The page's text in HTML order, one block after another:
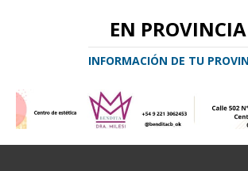
EN PROVINCIA
INFORMACIÓN DE TU